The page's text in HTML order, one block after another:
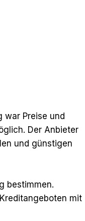
war Preise und
Der Anbieter
und günstigen
bestimmen.
mit